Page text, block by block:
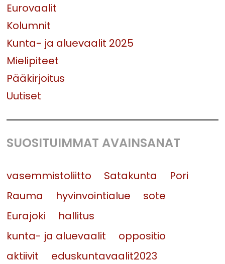
Eurovaalit
Kolumnit
Kunta- ja aluevaalit 2025
Mielipiteet
Pääkirjoitus
Uutiset
SUOSITUIMMAT AVAINSANAT
vasemmistoliitto Satakunta
Pori
Rauma
hyvinvointialue
sote
Eurajoki
hallitus
kunta- ja aluevaalit
oppositio
aktiivit
eduskuntavaalit2023